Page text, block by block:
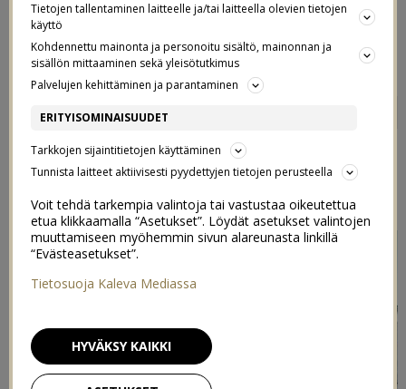
TALVEN KAUNEIN PÄIVÄ
& KOKO PERHEEN
LASKUREISSU
11/01/2021
Tietojen tallentaminen laitteelle ja/tai laitteella olevien tietojen
käyttö
Kohdennettu mainonta ja personoitu sisältö, mainonnan ja
sisällön mittaaminen sekä yleisötutkimus
Palvelujen kehittäminen ja parantaminen
ERITYISOMINAISUUDET
Tarkkojen sijaintitietojen käyttäminen
Tunnista laitteet aktiivisesti pyydettyjen tietojen perusteella
Voit tehdä tarkempia valintoja tai vastustaa oikeutettua
etua klikkaamalla “Asetukset”. Löydät asetukset valintojen
muuttamiseen myöhemmin sivun alareunasta linkillä
“Evästeasetukset”.
Tietosuoja Kaleva Mediassa
HYVÄKSY KAIKKI